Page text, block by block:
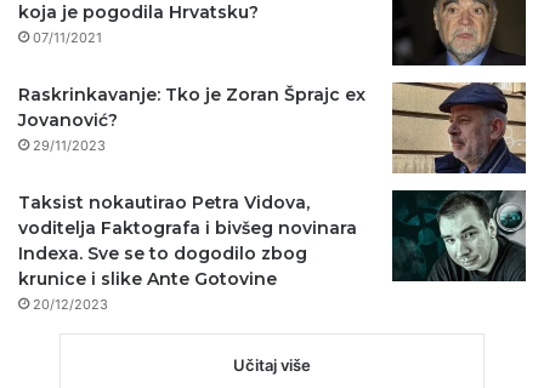
koja je pogodila Hrvatsku?
07/11/2021
Raskrinkavanje: Tko je Zoran Šprajc ex
Jovanović?
29/11/2023
Taksist nokautirao Petra Vidova,
voditelja Faktografa i bivšeg novinara
Indexa. Sve se to dogodilo zbog
krunice i slike Ante Gotovine
20/12/2023
Učitaj više